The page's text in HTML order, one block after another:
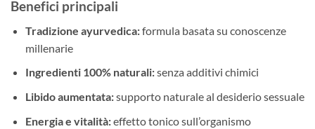
Benefici principali
Tradizione ayurvedica:formula basata su conoscenze
millenarie
Ingredienti 100% naturali:senza additivi chimici
Libido aumentata:supporto naturale al desiderio sessuale
Energia e vitalità:effetto tonico sull’organismo